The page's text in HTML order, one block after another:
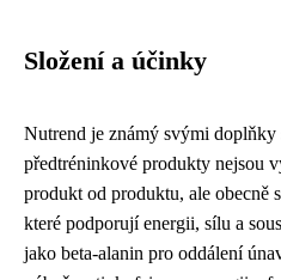
Složení a účinky
Nutrend je známý svými doplňky
předtréninkové produkty nejsou
produkt od produktu, ale obecně
které podporují energii, sílu a
jako beta-alanin pro oddálení